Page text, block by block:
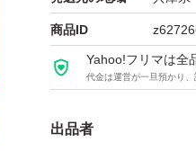
神経質な方や完璧な
完璧を求める方は、
今年も安さ、美味し
商品ID
Yahoo!フリマは全
代金は運営が一旦預かり
出品者
ね！